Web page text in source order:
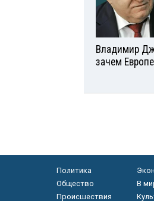
Владимир
зачем
Политика
Общество
В
Происшествия